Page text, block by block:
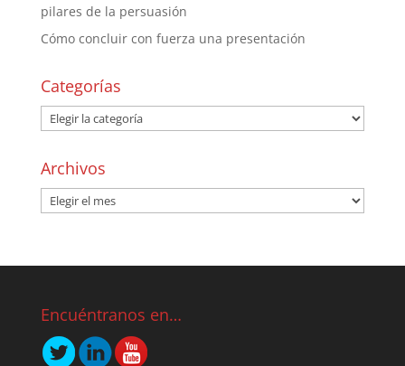
pilares de la persuasión
Cómo concluir con fuerza una presentación
Categorías
Archivos
Encuéntranos en…